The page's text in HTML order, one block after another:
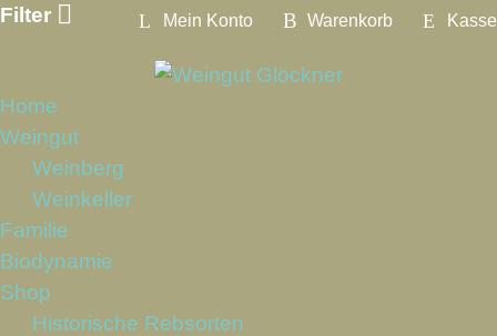
Weiter
Mein Konto Warenkorb Kasse
Home
Weingut
Weinberg
Weinkeller
Familie
Biodynamie
Shop
Historische Rebsorten
Filter